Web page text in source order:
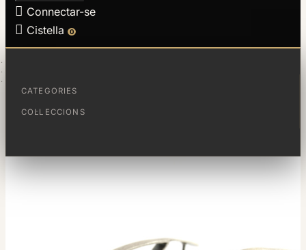
CATEGORIES
COL·LECCIONS
 Connectar-se
 Cistella 0